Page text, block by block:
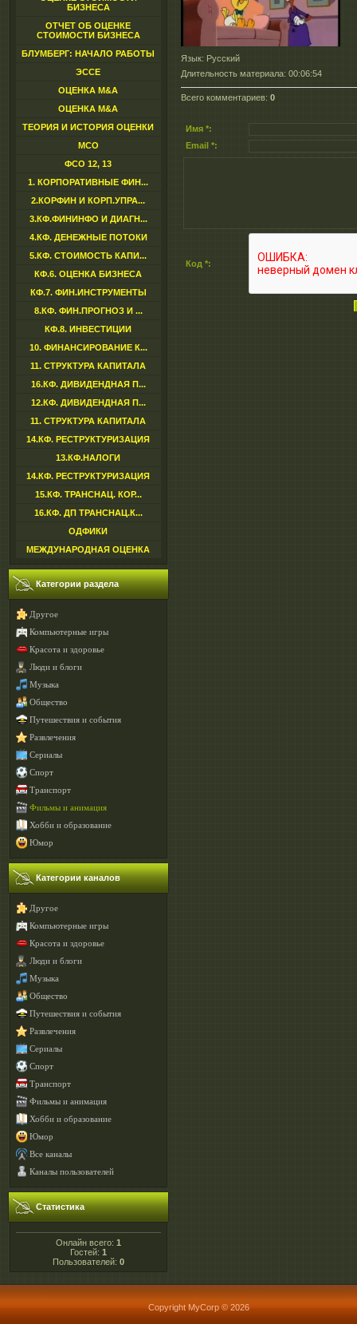
БИЗНЕСА
ОТЧЕТ ОБ ОЦЕНКЕ
СТОИМОСТИ БИЗНЕСА
БЛУМБЕРГ: НАЧАЛО РАБОТЫ
ЭССЕ
ОЦЕНКА M&A
ОЦЕНКА M&A
ТЕОРИЯ И ИСТОРИЯ ОЦЕНКИ
МСО
ФСО 12, 13
1. КОРПОРАТИВНЫЕ ФИН...
2.КОРФИН И КОРП.УПРА...
3.КФ.ФИНИНФО И ДИАГН...
4.КФ. ДЕНЕЖНЫЕ ПОТОКИ
5.КФ. СТОИМОСТЬ КАПИ...
КФ.6. ОЦЕНКА БИЗНЕСА
КФ.7. ФИН.ИНСТРУМЕНТЫ
8.КФ. ФИН.ПРОГНОЗ И ...
КФ.8. ИНВЕСТИЦИИ
10. ФИНАНСИРОВАНИЕ К...
11. СТРУКТУРА КАПИТАЛА
16.КФ. ДИВИДЕНДНАЯ П...
12.КФ. ДИВИДЕНДНАЯ П...
11. СТРУКТУРА КАПИТАЛА
14.КФ. РЕСТРУКТУРИЗАЦИЯ
13.КФ.НАЛОГИ
14.КФ. РЕСТРУКТУРИЗАЦИЯ
15.КФ. ТРАНСНАЦ. КОР...
16.КФ. ДП ТРАНСНАЦ.К...
ОДФИКИ
МЕЖДУНАРОДНАЯ ОЦЕНКА
Категории раздела
Другое
Компьютерные игры
Красота и здоровье
Люди и блоги
Музыка
Общество
Путешествия и события
Развлечения
Сериалы
Спорт
Транспорт
Фильмы и анимация
Хобби и образование
Юмор
Категории каналов
Другое
Компьютерные игры
Красота и здоровье
Люди и блоги
Музыка
Общество
Путешествия и события
Развлечения
Сериалы
Спорт
Транспорт
Фильмы и анимация
Хобби и образование
Юмор
Все каналы
Каналы пользователей
Статистика
Онлайн всего: 1
Гостей: 1
Пользователей: 0
Язык: Русский
Длительность материала: 00:06:54
Всего комментариев: 0
Имя *:
Email *:
Код *:
Copyright MyCorp © 2026